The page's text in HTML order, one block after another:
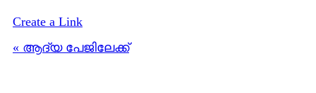
Create a Link
« ആദ്യ പേജിലേക്ക്